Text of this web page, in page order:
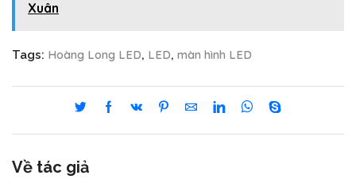
Xuân
Tags: Hoàng Long LED, LED, màn hình LED
Về tác giả